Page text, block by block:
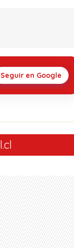
Seguir en Google